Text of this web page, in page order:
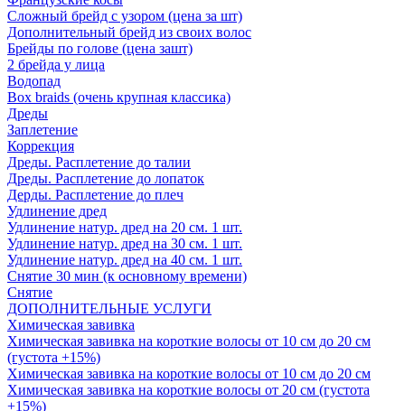
Сложный брейд с узором (цена за шт)
Дополнительный брейд из своих волос
Брейды по голове (цена зашт)
2 брейда у лица
Водопад
Box braids (очень крупная классика)
Дреды
Заплетение
Коррекция
Дреды. Расплетение до талии
Дреды. Расплетение до лопаток
Дерды. Расплетение до плеч
Удлинение дред
Удлинение натур. дред на 20 см. 1 шт.
Удлинение натур. дред на 30 см. 1 шт.
Удлинение натур. дред на 40 см. 1 шт.
Снятие 30 мин (к основному времени)
Снятие
ДОПОЛНИТЕЛЬНЫЕ УСЛУГИ
Химическая завивка
Химическая завивка на короткие волосы от 10 см до 20 см
(густота +15%)
Химическая завивка на короткие волосы от 10 см до 20 см
Химическая завивка на короткие волосы от 20 см (густота
+15%)